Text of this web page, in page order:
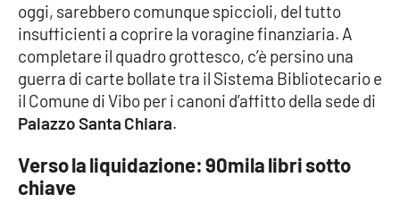
Eventi
Food
Storie
LAC
NETWORK
oggi, sarebbero comunque spiccioli, del tutto
insufficienti a coprire la voragine finanziaria. A
completare il quadro grottesco, c’è persino una
guerra di carte bollate tra il Sistema Bibliotecario e
il Comune di Vibo per i canoni d’affitto della sede di
Palazzo Santa Chiara.
Verso la liquidazione: 90mila libri sotto
chiave